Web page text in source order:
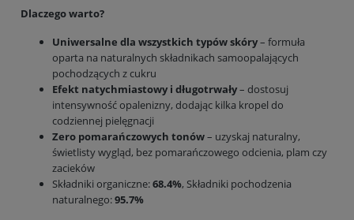
Dlaczego warto?
Uniwersalne dla wszystkich typów skóry– formuła
oparta na naturalnych składnikach samoopalających
pochodzących z cukru
Efekt natychmiastowy i długotrwały– dostosuj
intensywność opalenizny, dodając kilka kropel do
codziennej pielęgnacji
Zero pomarańczowych tonów– uzyskaj naturalny,
świetlisty wygląd, bez pomarańczowego odcienia, plam czy
zacieków
Składniki organiczne:68.4%, Składniki pochodzenia
naturalnego:95.7%